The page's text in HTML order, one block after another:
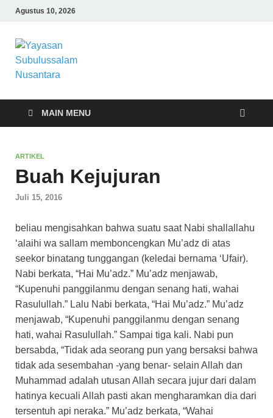
Agustus 10, 2026
Nusantara
MAIN MENU
ARTIKEL
Buah Kejujuran
Juli 15, 2016
beliau mengisahkan bahwa suatu saat Nabi shallallahu
‘alaihi wa sallam memboncengkan Mu’adz di atas
seekor binatang tunggangan (keledai bernama ‘Ufair).
Nabi berkata, “Hai Mu’adz.” Mu’adz menjawab,
“Kupenuhi panggilanmu dengan senang hati, wahai
Rasulullah.” Lalu Nabi berkata, “Hai Mu’adz.” Mu’adz
menjawab, “Kupenuhi panggilanmu dengan senang
hati, wahai Rasulullah.” Sampai tiga kali. Nabi pun
bersabda, “Tidak ada seorang pun yang bersaksi bahwa
tidak ada sesembahan -yang benar- selain Allah dan
Muhammad adalah utusan Allah secara jujur dari dalam
hatinya kecuali Allah pasti akan mengharamkan dia dari
tersentuh api neraka.” Mu’adz berkata, “Wahai